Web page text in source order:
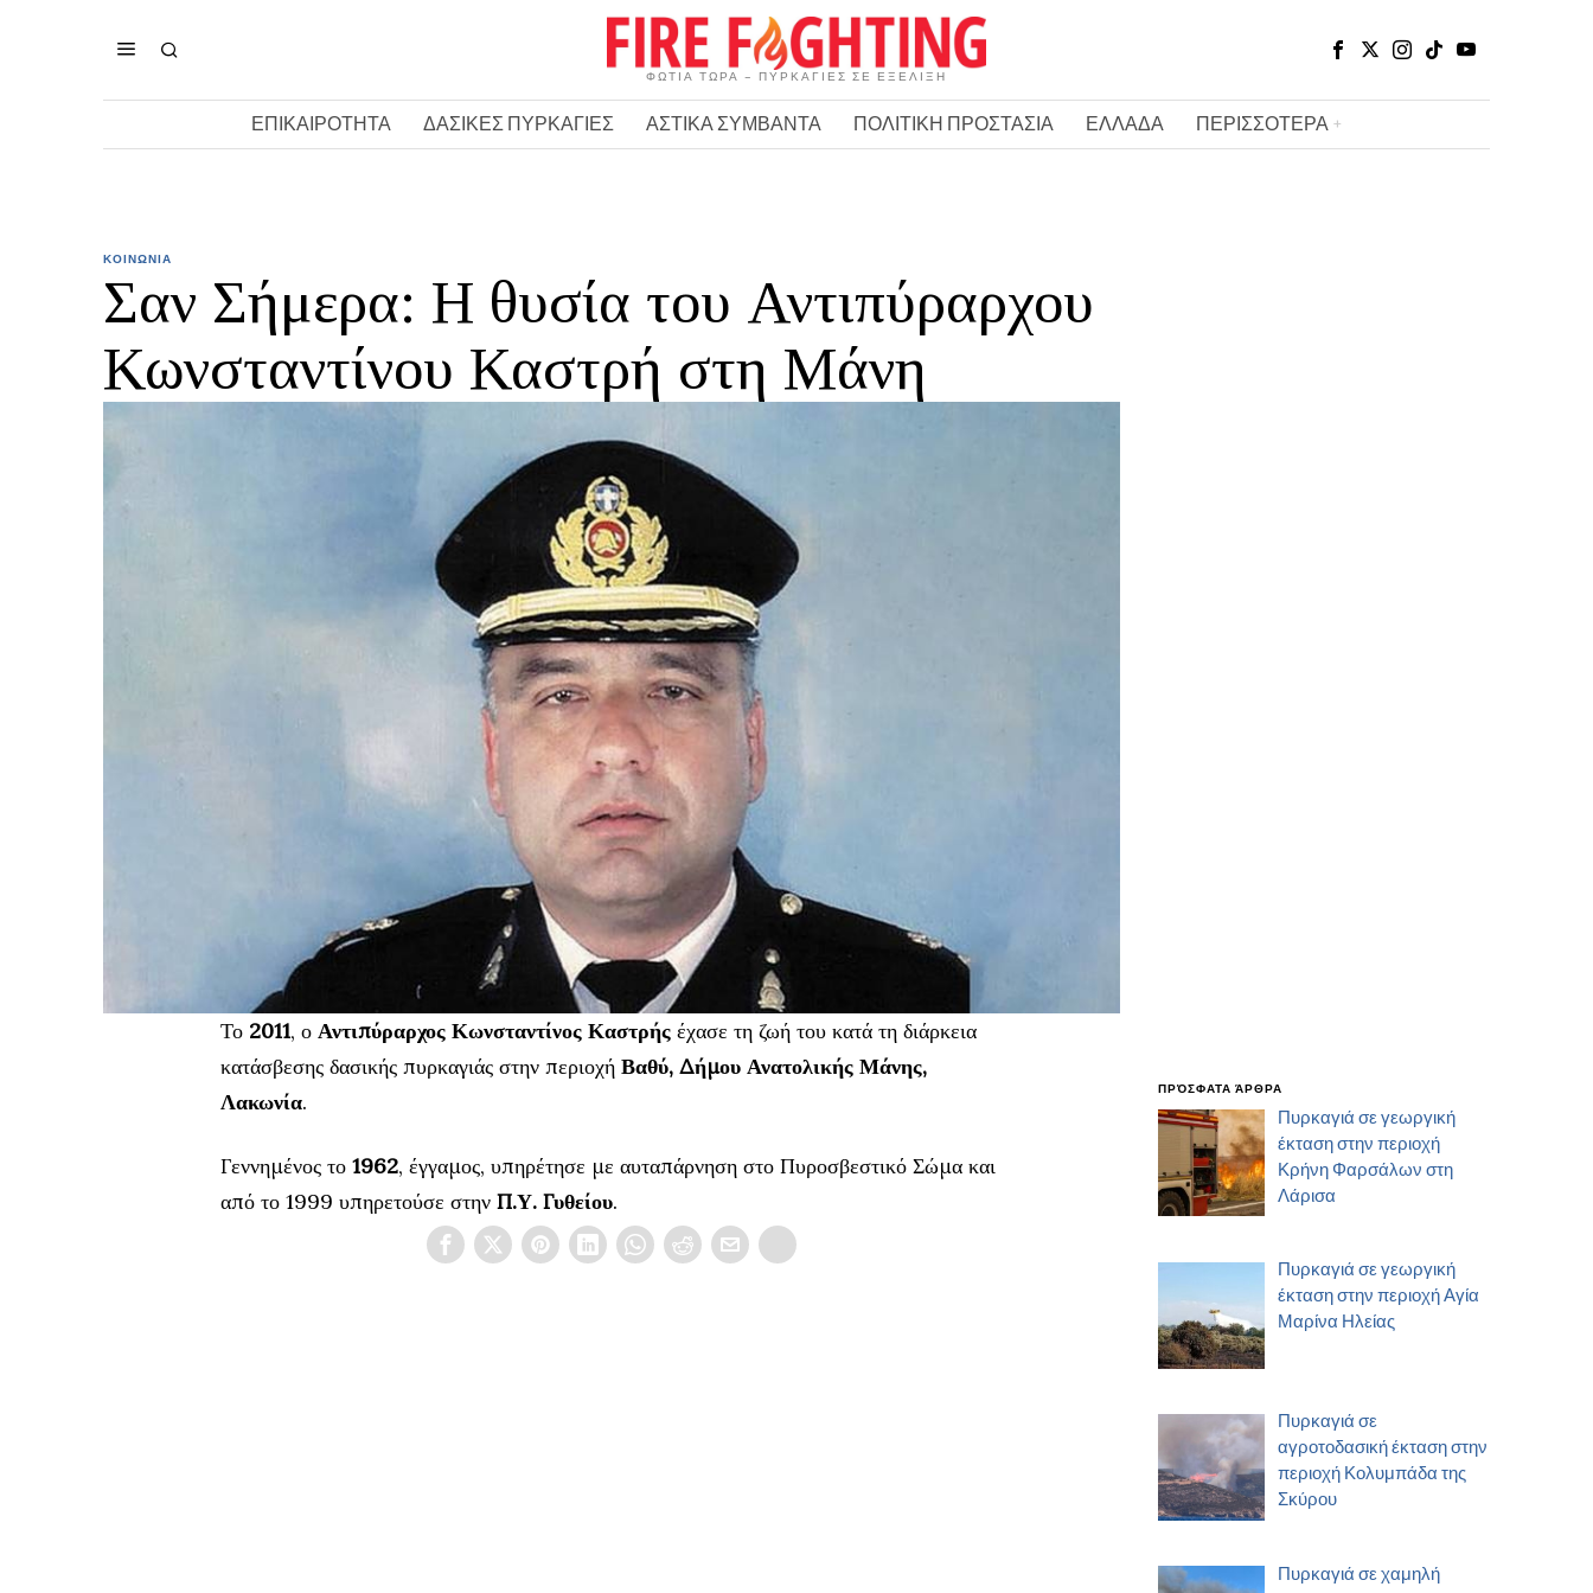
ΦΩΤΙΑ ΤΩΡΑ – ΠΥΡΚΑΓΙΕΣ ΣΕ ΕΞΕΛΙΞΗ
ΕΠΙΚΑΙΡΟΤΗΤΑ ΔΑΣΙΚΕΣ ΠΥΡΚΑΓΙΕΣ ΑΣΤΙΚΑ ΣΥΜΒΑΝΤΑ ΠΟΛΙΤΙΚΗ ΠΡΟΣΤΑΣΙΑ ΕΛΛΑΔΑ ΠΕΡΙΣΣΟΤΕΡΑ
ΚΟΙΝΩΝΙΑ
Σαν Σήμερα: Η θυσία του Αντιπύραρχου
Κωνσταντίνου Καστρή στη Μάνη
Το 2011, ο Αντιπύραρχος Κωνσταντίνος Καστρής έχασε τη ζωή του κατά τη διάρκεια
κατάσβεσης δασικής πυρκαγιάς στην περιοχή Βαθύ, Δήμου Ανατολικής Μάνης,
Λακωνία.
Γεννημένος το 1962, έγγαμος, υπηρέτησε με αυταπάρνηση στο Πυροσβεστικό Σώμα και
από το 1999 υπηρετούσε στην Π.Υ. Γυθείου.
ΠΡΌΣΦΑΤΑ ΆΡΘΡΑ
Πυρκαγιά σε γεωργική
έκταση στην περιοχή
Κρήνη Φαρσάλων στη
Λάρισα
Πυρκαγιά σε γεωργική
έκταση στην περιοχή Αγία
Μαρίνα Ηλείας
Πυρκαγιά σε
αγροτοδασική έκταση στην
περιοχή Κολυμπάδα της
Σκύρου
Πυρκαγιά σε χαμηλή